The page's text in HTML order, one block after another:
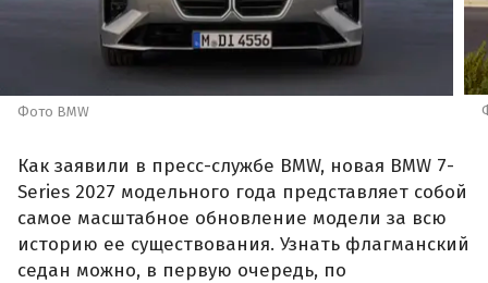
Фото BMW
Как заявили в пресс-службе BMW, новая BMW 7-
Series 2027 модельного года представляет собой
самое масштабное обновление модели за всю
историю ее существования. Узнать флагманский
седан можно, в первую очередь, по